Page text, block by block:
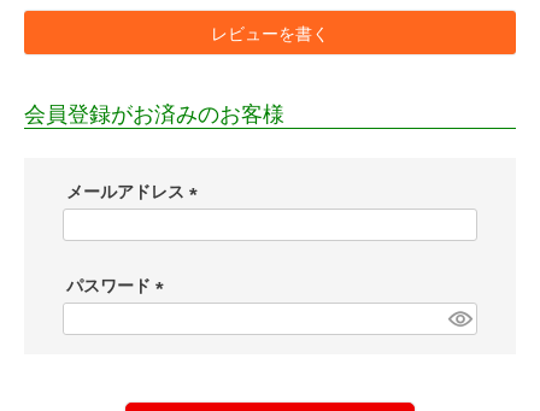
レビューを書く
会員登録がお済みのお客様
メールアドレス
)
パスワード